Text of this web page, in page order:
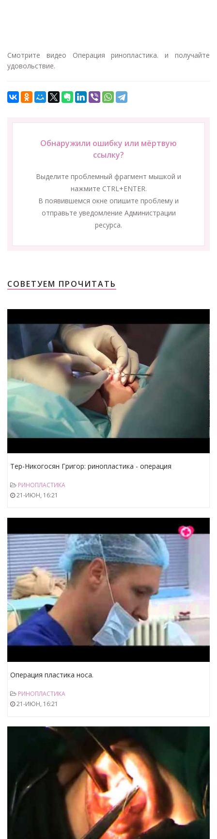
Смотрите видео Операция ринопластика. и получайте
удовольствие.
Обнаружили ошибку или мёртвую
ссылку?
Выделите проблемный фрагмент мышкой и
нажмите CTRL+ENTER.
В появившемся окне опишите проблему и
отправьте уведомление Администрации
ресурса.
СОВЕТУЕМ ПРОЧИТАТЬ
Тер-Никогосян Григор: ринопластика - операция
РИНОПЛАСТИКА
21-ИЮН, 16:21
Операция пластика носа.
РИНОПЛАСТИКА
21-ИЮН, 16:21